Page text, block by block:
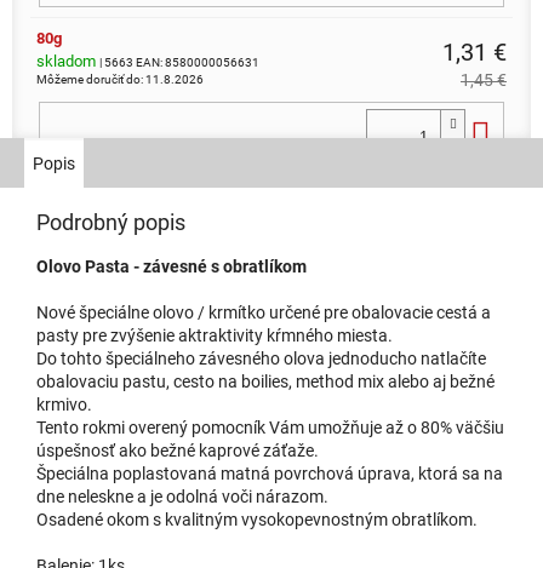
80g
skladom | 5663 EAN:8580000056631
Môžeme doručiť do:11.8.2026
1,31 €
1,45 €
Do
100g
skladom | 5664EAN:
Popis
Podrobný popis
Olovo Pasta - závesné s obratlíkom
Nové špeciálne olovo / krmítko určené pre obalovacie cestá a
pasty pre zvýšenie aktraktivity kŕmného miesta.
Do tohto špeciálneho závesného olova jednoducho natlačíte
obalovaciu pastu, cesto na boilies, method mix alebo aj bežné
krmivo.
Tento rokmi overený pomocník Vám umožňuje až o 80% väčšiu
úspešnosť ako bežné kaprové záťaže.
Špeciálna poplastovaná matná povrchová úprava, ktorá sa na
dne neleskne a je odolná voči nárazom.
Osadené okom s kvalitným vysokopevnostným obratlíkom.